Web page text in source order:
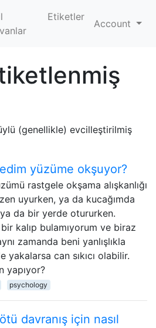
Etiketler
Account
(genellikle) evcilleştirilmiş
yüzüme okşuyor?
rastgele okşama alışkanlığı
uyurken, ya da kucağımda
ya da bir yerde otururken.
kalıp bulamıyorum ve biraz
zamanda beni yanlışlıkla
yakalarsa can sıkıcı olabilir.
yapıyor?
psychology
davranış için nasıl